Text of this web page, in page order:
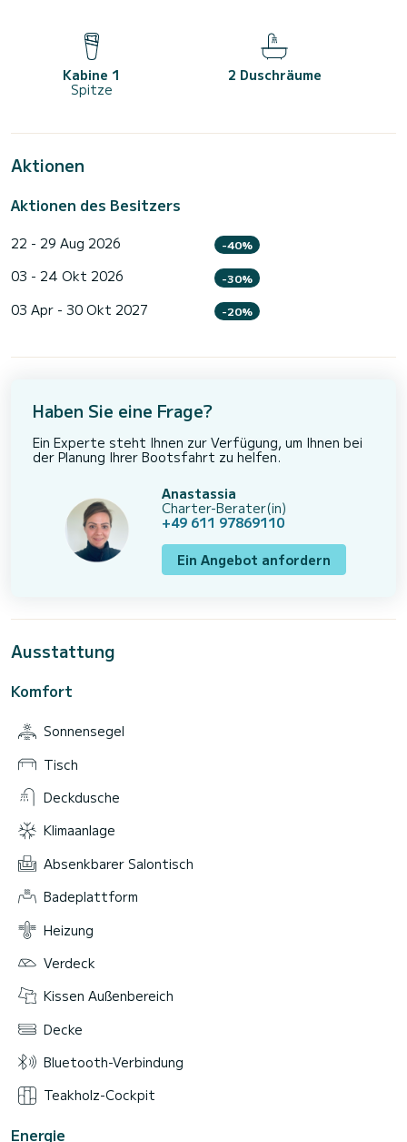
Kabine 1
Spitze
2 Duschräume
Aktionen
Aktionen des Besitzers
22 - 29 Aug 2026 -40%
03 - 24 Okt 2026 -30%
03 Apr - 30 Okt 2027 -20%
Haben Sie eine Frage?
Ein Experte steht Ihnen zur Verfügung, um Ihnen bei
der Planung Ihrer Bootsfahrt zu helfen.
Anastassia
Charter-Berater(in)
+49 611 97869110
Ein Angebot anfordern
Ausstattung
Komfort
Sonnensegel
Tisch
Deckdusche
Klimaanlage
Absenkbarer Salontisch
Badeplattform
Heizung
Verdeck
Kissen Außenbereich
Decke
Bluetooth-Verbindung
Teakholz-Cockpit
Energie